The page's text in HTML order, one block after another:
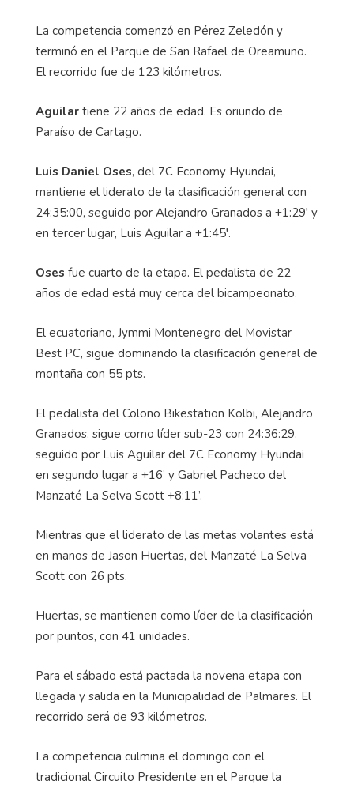
La competencia comenzó en Pérez Zeledón y
terminó en el Parque de San Rafael de Oreamuno.
El recorrido fue de 123 kilómetros.
Aguilar tiene 22 años de edad. Es oriundo de
Paraíso de Cartago.
Luis Daniel Oses, del 7C Economy Hyundai,
mantiene el liderato de la clasificación general con
24:35:00, seguido por Alejandro Granados a +1:29′ y
en tercer lugar, Luis Aguilar a +1:45′.
Oses fue cuarto de la etapa. El pedalista de 22
años de edad está muy cerca del bicampeonato.
El ecuatoriano, Jymmi Montenegro del Movistar
Best PC, sigue dominando la clasificación general de
montaña con 55 pts.
El pedalista del Colono Bikestation Kolbi, Alejandro
Granados, sigue como líder sub-23 con 24:36:29,
seguido por Luis Aguilar del 7C Economy Hyundai
en segundo lugar a +16’ y Gabriel Pacheco del
Manzaté La Selva Scott +8:11’.
Mientras que el liderato de las metas volantes está
en manos de Jason Huertas, del Manzaté La Selva
Scott con 26 pts.
Huertas, se mantienen como líder de la clasificación
por puntos, con 41 unidades.
Para el sábado está pactada la novena etapa con
llegada y salida en la Municipalidad de Palmares. El
recorrido será de 93 kilómetros.
La competencia culmina el domingo con el
tradicional Circuito Presidente en el Parque la